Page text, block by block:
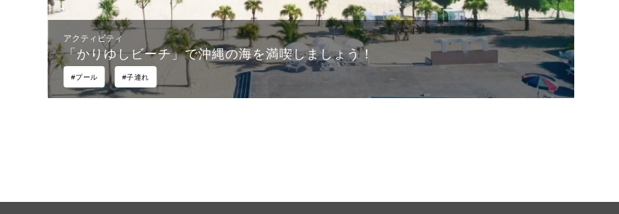
する『エイサーナイト』を全 14 回開催
す
アクティビティ
#プール #子連れ
「かりゆしビーチ」で沖縄の海を満喫しましょう！